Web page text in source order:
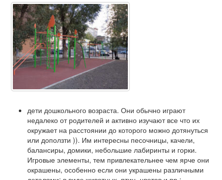
дети дошкольного возраста. Они обычно играют
недалеко от родителей и активно изучают все что их
окружает на расстоянии до которого можно дотянуться
или доползти )). Им интересны песочницы, качели,
балансиры, домики, небольшие лабиринты и горки.
Игровые элементы, тем привлекательнее чем ярче они
окрашены, особенно если они украшены различными